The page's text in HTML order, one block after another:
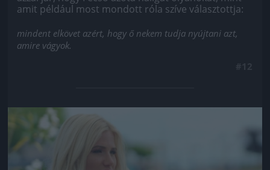
amit például most mondott róla szíve választottja:
mindent elkövet azért, hogy ő nekem tudja nyújtani azt,
amire vágyok.
Jön még kép!